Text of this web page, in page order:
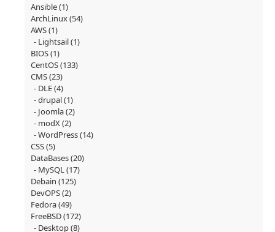
Ansible(1)
ArchLinux(54)
AWS(1)
Lightsail(1)
BIOS(1)
CentOS(133)
CMS(23)
DLE(4)
drupal(1)
Joomla(2)
modX (2)
WordPress(14)
CSS(5)
DataBases(20)
MySQL (17)
Debain (125)
DevOPS(2)
Fedora(49)
FreeBSD(172)
Desktop(8)